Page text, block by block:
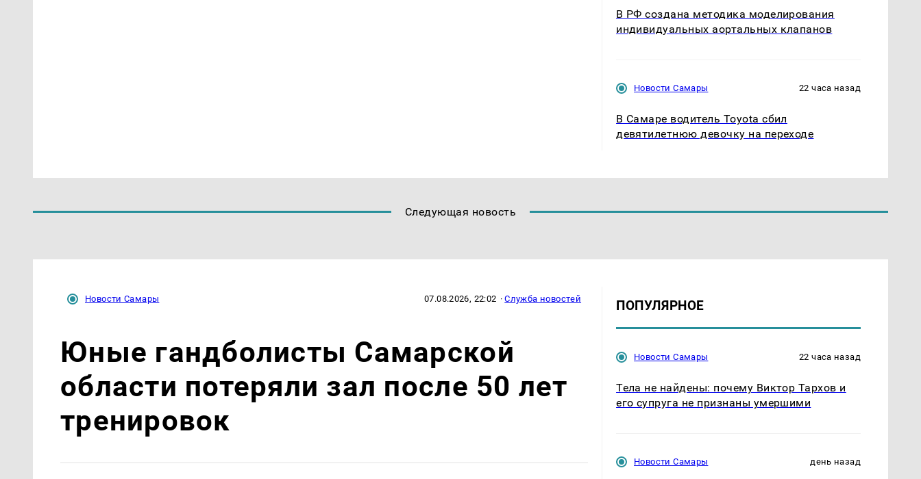
В РФ создана методика моделирования
индивидуальных аортальных клапанов
Новости Самары 22 часа назад
В Самаре водитель Toyota сбил
девятилетнюю девочку на переходе
Следующая новость
Новости Самары 07.08.2026, 22:02 ·Служба новостей
Юные гандболисты Самарской
области потеряли зал после 50 лет
тренировок
ПОПУЛЯРНОЕ
Новости Самары 22 часа назад
Тела не найдены: почему Виктор Тархов и
его супруга не признаны умершими
Новости Самары день назад